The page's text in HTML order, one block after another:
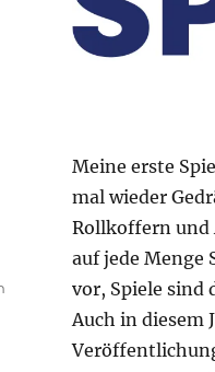
Meine erste
mal wieder
Rollkoffern und
auf jede Menge
vor, Spiele sind
Auch in diesem